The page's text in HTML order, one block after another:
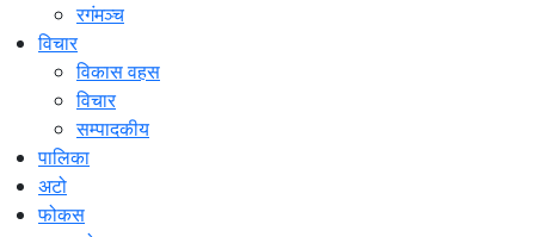
रगंमञ्च
विचार
विकास वहस
विचार
सम्पादकीय
पालिका
अटो
फोकस